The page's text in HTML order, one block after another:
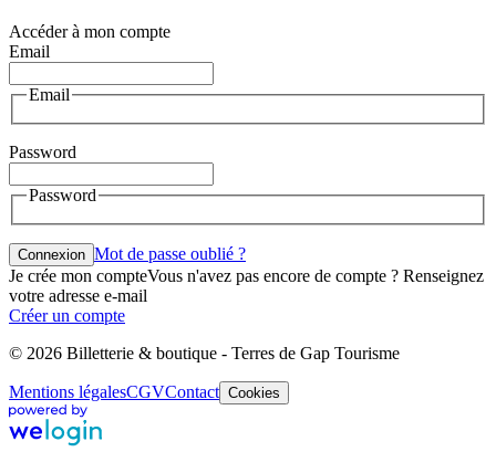
Accéder à mon compte
Email
Email
Password
Password
Connexion Mot de passe oublié ?
Je crée mon compteVous n'avez pas encore de compte ? Renseignez
votre adresse e-mail
Créer un compte
© 2026 Billetterie & boutique - Terres de Gap Tourisme
Mentions légalesCGVContact Cookies